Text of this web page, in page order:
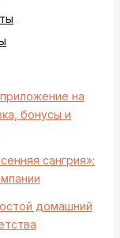
на
бонусы и
сангрия»:
домашний